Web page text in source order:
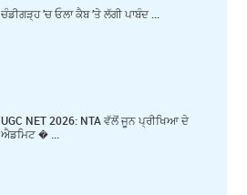
ਚੰਡੀਗੜ੍ਹ ’ਚ ਓਲਾ ਕੈਬ ’ਤੇ ਲੱਗੀ ਪਾਬੰਦ ...
UGC NET 2026: NTA ਵੱਲੋਂ ਜੂਨ ਪ੍ਰੀਖਿਆ ਦੇ
ਐਡਮਿਟ � ...